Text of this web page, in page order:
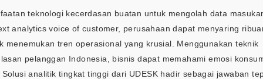
teknologi kecerdasan buatan untuk mengolah data
analytics voice of customer, perusahaan dapat menyaring
tren operasional yang krusial. Menggunakan teknik
pelanggan Indonesia, bisnis dapat memahami emosi
analitik tingkat tinggi dari UDESK hadir sebagai jawaban